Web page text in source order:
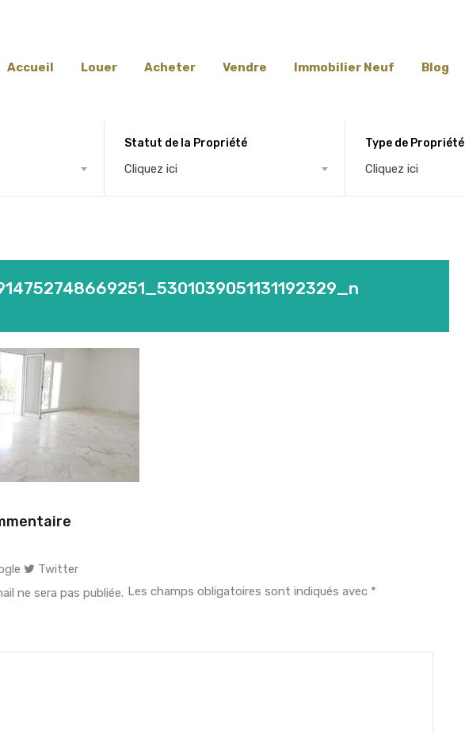
Accueil Louer Acheter Vendre Immobilier Neuf Blog
Statut de la Propriété
Cliquez ici
Type de Propriété
Cliquez ici
Twitter
ne sera pas publiée. Les champs obligatoires sont indiqués avec *